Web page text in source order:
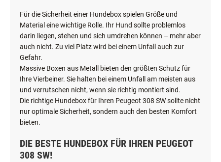
Für die Sicherheit einer Hundebox spielen Größe und
Material eine wichtige Rolle. Ihr Hund sollte problemlos
darin liegen, stehen und sich umdrehen können – mehr aber
auch nicht. Zu viel Platz wird bei einem Unfall auch zur
Gefahr.
Massive Boxen aus Metall bieten den größten Schutz für
Ihre Vierbeiner. Sie halten bei einem Unfall am meisten aus
und verrutschen nicht, wenn sie richtig montiert sind.
Die richtige Hundebox für Ihren Peugeot 308 SW sollte nicht
nur optimale Sicherheit, sondern auch den besten Komfort
bieten.
DIE BESTE HUNDEBOX FÜR IHREN PEUGEOT
308 SW!